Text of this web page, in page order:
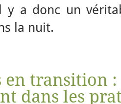
y a donc un
la nuit.
en transition
dans les